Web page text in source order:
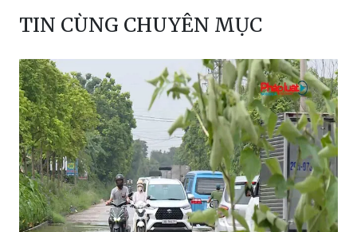
TIN CÙNG CHUYÊN MỤC